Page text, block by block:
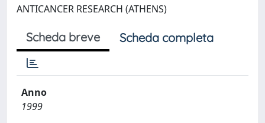
ANTICANCER RESEARCH (ATHENS)
Scheda breve Scheda completa
Anno
1999